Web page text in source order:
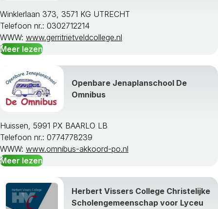
Winklerlaan 373, 3571 KG UTRECHT
Telefoon nr.: 0302712214
WWW: www.gerritrietveldcollege.nl
Meer lezen
Openbare Jenaplanschool De
Omnibus
Huissen, 5991 PX BAARLO LB
Telefoon nr.: 0774778239
WWW: www.omnibus-akkoord-po.nl
Meer lezen
Herbert Vissers College Christelijke
Scholengemeenschap voor Lyceu